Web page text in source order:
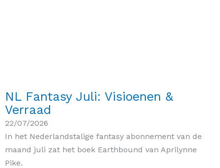
NL Fantasy Juli: Visioenen &
Verraad
22/07/2026
In het Nederlandstalige fantasy abonnement van de
maand juli zat het boek Earthbound van Aprilynne
Pike.